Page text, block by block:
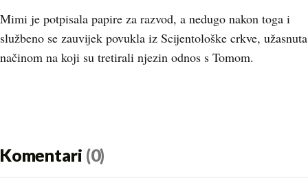
Mimi je potpisala papire za razvod, a nedugo nakon toga i
službeno se zauvijek povukla iz Scijentološke crkve, užasnuta
načinom na koji su tretirali njezin odnos s Tomom.
Komentari (0)